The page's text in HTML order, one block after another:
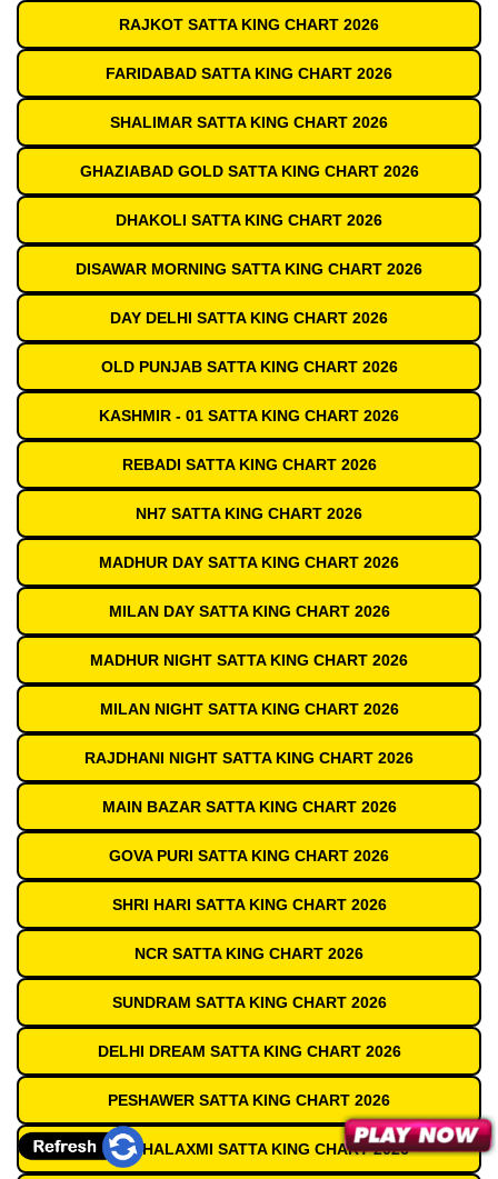
RAJKOT SATTA KING CHART 2026
FARIDABAD SATTA KING CHART 2026
SHALIMAR SATTA KING CHART 2026
GHAZIABAD GOLD SATTA KING CHART 2026
DHAKOLI SATTA KING CHART 2026
DISAWAR MORNING SATTA KING CHART 2026
DAY DELHI SATTA KING CHART 2026
OLD PUNJAB SATTA KING CHART 2026
KASHMIR - 01 SATTA KING CHART 2026
REBADI SATTA KING CHART 2026
NH7 SATTA KING CHART 2026
MADHUR DAY SATTA KING CHART 2026
MILAN DAY SATTA KING CHART 2026
MADHUR NIGHT SATTA KING CHART 2026
MILAN NIGHT SATTA KING CHART 2026
RAJDHANI NIGHT SATTA KING CHART 2026
MAIN BAZAR SATTA KING CHART 2026
GOVA PURI SATTA KING CHART 2026
SHRI HARI SATTA KING CHART 2026
NCR SATTA KING CHART 2026
SUNDRAM SATTA KING CHART 2026
DELHI DREAM SATTA KING CHART 2026
PESHAWER SATTA KING CHART 2026
JAI MAHALAXMI SATTA KING CHART 2026